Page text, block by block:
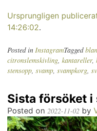
Ursprungligen
14:26:02.
Posted in InstagramTagged
citronslemskivling, kantareller,
stensopp, svamp, svampkorg,
Sista försöket i
Posted on 2022-11-02 by